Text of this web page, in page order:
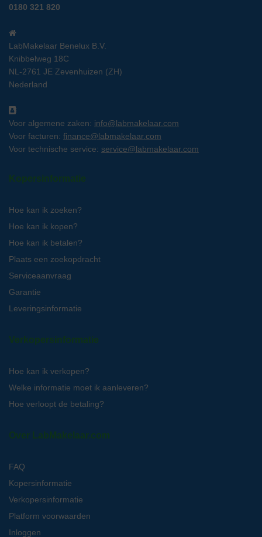
0180 321 820
LabMakelaar Benelux B.V.
Knibbelweg 18C
NL-2761 JE Zevenhuizen (ZH)
Nederland
Voor algemene zaken: info@labmakelaar.com
Voor facturen: finance@labmakelaar.com
Voor technische service: service@labmakelaar.com
Kopersinformatie
Hoe kan ik zoeken?
Hoe kan ik kopen?
Hoe kan ik betalen?
Plaats een zoekopdracht
Serviceaanvraag
Garantie
Leveringsinformatie
Verkopersinformatie
Hoe kan ik verkopen?
Welke informatie moet ik aanleveren?
Hoe verloopt de betaling?
Over LabMakelaar.com
FAQ
Kopersinformatie
Verkopersinformatie
Platform voorwaarden
Inloggen